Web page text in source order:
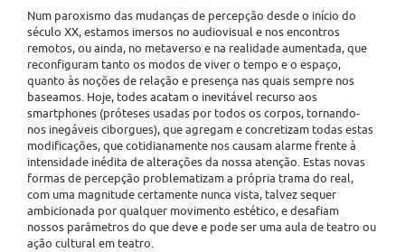
Num paroxismo das mudanças de percepção desde o início do
século XX, estamos imersos no audiovisual e nos encontros
remotos, ou ainda, no metaverso e na realidade aumentada, que
reconfiguram tanto os modos de viver o tempo e o espaço,
quanto às noções de relação e presença nas quais sempre nos
baseamos. Hoje, todes acatam o inevitável recurso aos
smartphones (próteses usadas por todos os corpos, tornando-
nos inegáveis ciborgues), que agregam e concretizam todas estas
modificações, que cotidianamente nos causam alarme frente à
intensidade inédita de alterações da nossa atenção. Estas novas
formas de percepção problematizam a própria trama do real,
com uma magnitude certamente nunca vista, talvez sequer
ambicionada por qualquer movimento estético, e desafiam
nossos parâmetros do que deve e pode ser uma aula de teatro ou
ação cultural em teatro.